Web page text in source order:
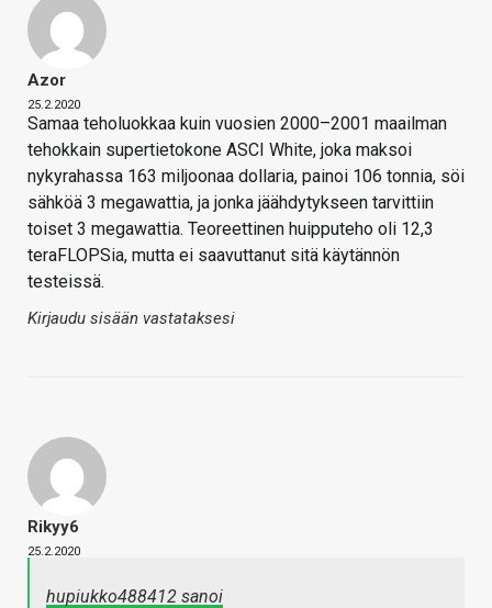
Azor
25.2.2020
Samaa teholuokkaa kuin vuosien 2000–2001 maailman
tehokkain supertietokone ASCI White, joka maksoi
nykyrahassa 163 miljoonaa dollaria, painoi 106 tonnia, söi
sähköä 3 megawattia, ja jonka jäähdytykseen tarvittiin
toiset 3 megawattia. Teoreettinen huipputeho oli 12,3
teraFLOPSia, mutta ei saavuttanut sitä käytännön
testeissä.
Kirjaudu sisään vastataksesi
Rikyy6
25.2.2020
hupiukko488412 sanoi